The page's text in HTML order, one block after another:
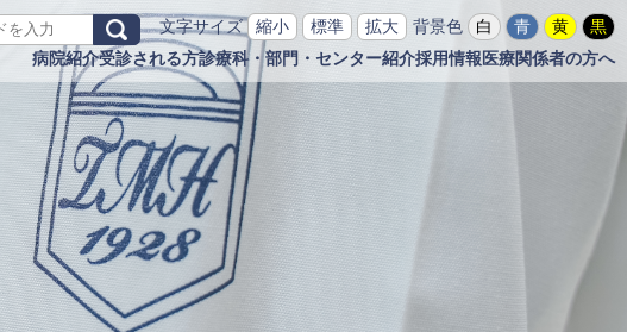
文字サイズ 縮小 標準 拡大 背景色 白 青 黄
黒
病院紹介受診される方診療科・部門・センター紹介採用情報医療関係者の方へ